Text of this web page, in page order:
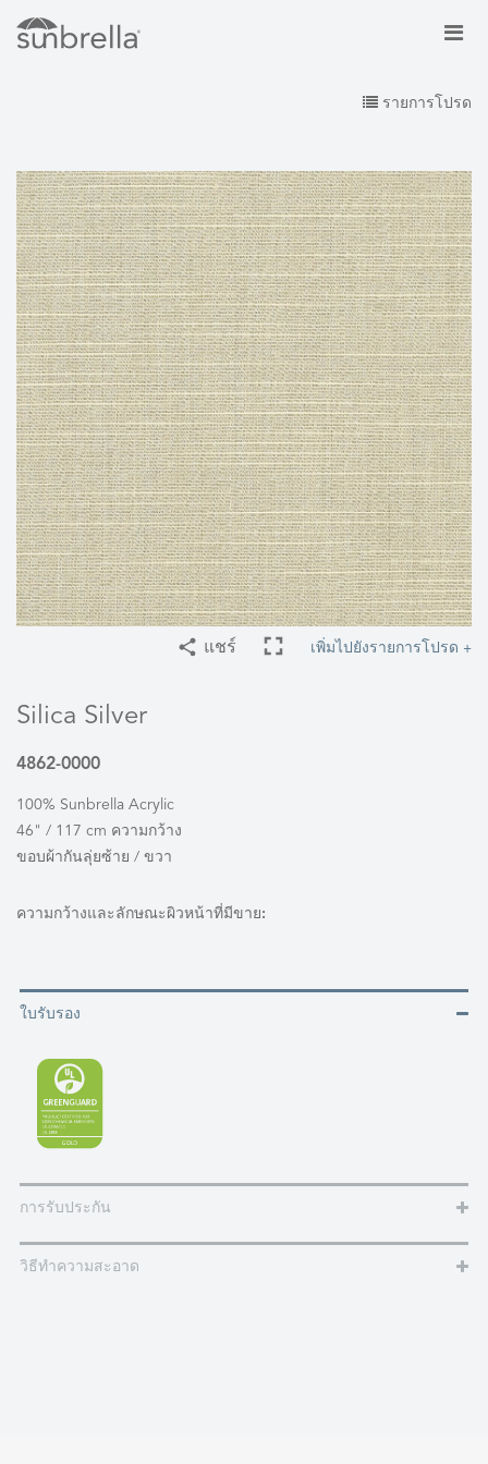
รายการโปรด
แชร์ เพิ่มไปยังรายการโปรด +
Silica Silver
4862-0000
100% Sunbrella Acrylic
46" / 117 cm ความกว้าง
ขอบผ้ากันลุ่ยซ้าย / ขวา
ความกว้างและลักษณะผิวหน้าที่มีขาย:
ใบรับรอง
การรับประกัน
วิธีทำความสะอาด